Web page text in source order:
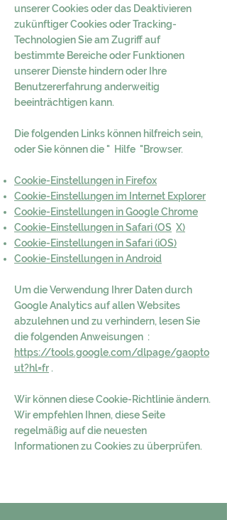
unserer Cookies oder das Deaktivieren
zukünftiger Cookies oder Tracking-
Technologien Sie am Zugriff auf
bestimmte Bereiche oder Funktionen
unserer Dienste hindern oder Ihre
Benutzererfahrung anderweitig
beeinträchtigen kann.
Die folgenden Links können hilfreich sein,
oder Sie können die " Hilfe "Browser.
Cookie-Einstellungen in Firefox
Cookie-Einstellungen im Internet Explorer
Cookie-Einstellungen in Google Chrome
Cookie-Einstellungen in Safari (OS X)
Cookie-Einstellungen in Safari (iOS)
Cookie-Einstellungen in Android
Um die Verwendung Ihrer Daten durch
Google Analytics auf allen Websites
abzulehnen und zu verhindern, lesen Sie
die folgenden Anweisungen :
https://tools.google.com/dlpage/gaopto
ut?hl=fr .
Wir können diese Cookie-Richtlinie ändern.
Wir empfehlen Ihnen, diese Seite
regelmäßig auf die neuesten
Informationen zu Cookies zu überprüfen.